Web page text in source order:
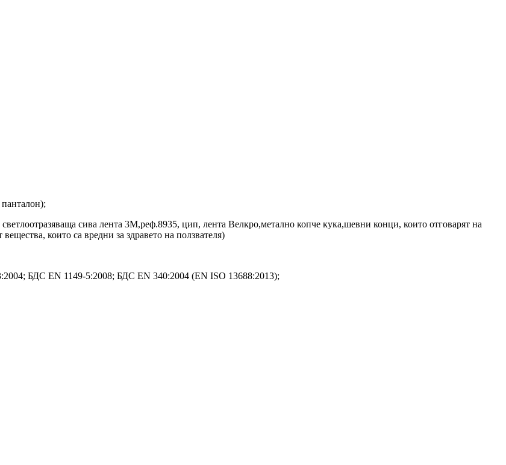
сива лента 3М,реф.8935, цип, лента Велкро,метално копче кука,шевни конци, които отговарят на
които са вредни за здравето на ползвателя)
БДС EN 1149-5:2008; БДС EN 340:2004 (EN ISO 13688:2013);